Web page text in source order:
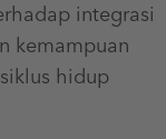
integrasi
kemampuan
hidup